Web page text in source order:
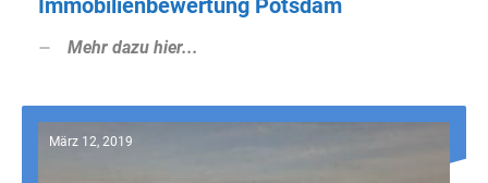
Mehr dazu hier...
März 12, 2019